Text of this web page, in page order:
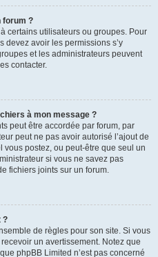
forum ?
certains utilisateurs ou groupes. Pour
devez avoir les permissions s’y
et les administrateurs peuvent
contacter.
à mon message ?
peut être accordée par forum, par
peut ne pas avoir autorisé l’ajout de
postez, ou peut-être que seul un
si vous ne savez pas
fichiers joints sur un forum.
?
de règles pour son site. Si vous
un avertissement. Notez que
phpBB Limited n’est pas concerné